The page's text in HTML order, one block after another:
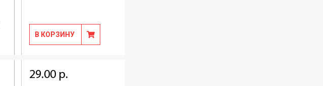
В КОРЗИНУ
29.00 р.